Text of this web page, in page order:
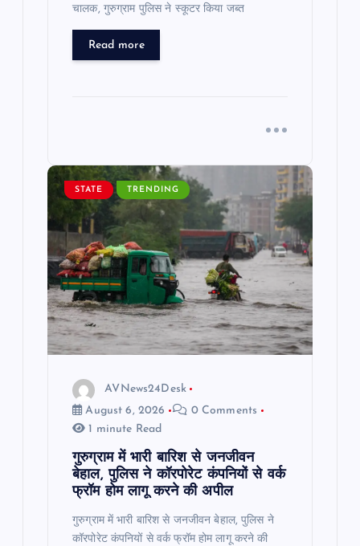
चालक, गुरुग्राम पुलिस ने स्कूटर किया जब्त
Read more
STATE TRENDING
AVNews24Desk
August 6, 2026
0 Comments
1 minute Read
गुरुग्राम में भारी बारिश से जनजीवन
बेहाल, पुलिस ने कॉरपोरेट कंपनियों से वर्क
फ्रॉम होम लागू करने की अपील
गुरुग्राम में भारी बारिश से जनजीवन बेहाल, पुलिस ने
कॉरपोरेट कंपनियों से वर्क फ्रॉम होम लागू करने की